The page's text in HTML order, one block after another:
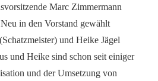
Marc Zimmermann
in den Vorstand gewählt
und Heike Jägel
und Heike sind schon seit einiger
und der Umsetzung von